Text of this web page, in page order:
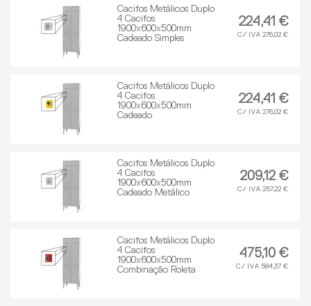
Cacifos Metálicos Duplo
4 Cacifos
1900x600x500mm
Cadeado Simples
224,41 €
C/ IVA 276,02 €
Cacifos Metálicos Duplo
4 Cacifos
1900x600x500mm
Cadeado
224,41 €
C/ IVA 276,02 €
Cacifos Metálicos Duplo
4 Cacifos
1900x600x500mm
Cadeado Metálico
209,12 €
C/ IVA 257,22 €
Cacifos Metálicos Duplo
4 Cacifos
1900x600x500mm
Combinação Roleta
475,10 €
C/ IVA 584,37 €